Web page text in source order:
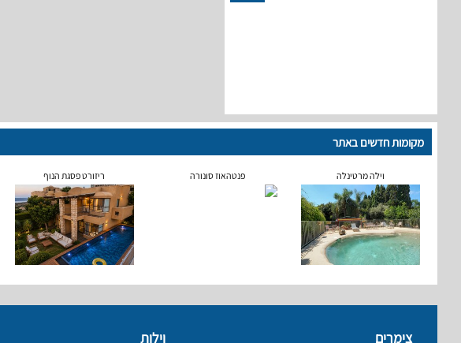
מקומות חדשים באתר
וילה מרטינלה פנטהאוז סונורה ריזורט פסגת הנוף
צימרים וילות